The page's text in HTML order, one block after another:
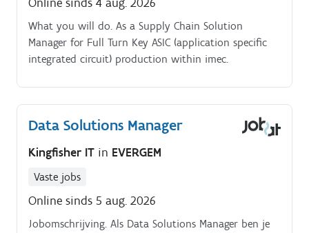
What you will do. As a Supply Chain Solution
Manager for Full Turn Key ASIC (application specific
integrated circuit) production within imec.
Data Solutions Manager
Kingfisher IT in EVERGEM
Vaste jobs
Online sinds 5 aug. 2026
Jobomschrijving. Als Data Solutions Manager ben je